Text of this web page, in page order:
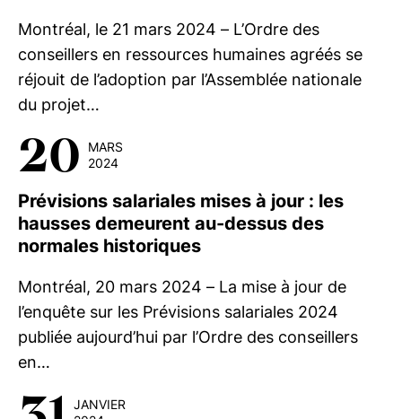
Montréal, le 21 mars 2024 – L’Ordre des
conseillers en ressources humaines agréés se
réjouit de l’adoption par l’Assemblée nationale
du projet…
20
MARS
2024
Prévisions salariales mises à jour : les
hausses demeurent au-dessus des
normales historiques
Montréal, 20 mars 2024 – La mise à jour de
l’enquête sur les Prévisions salariales 2024
publiée aujourd’hui par l’Ordre des conseillers
en…
JANVIER